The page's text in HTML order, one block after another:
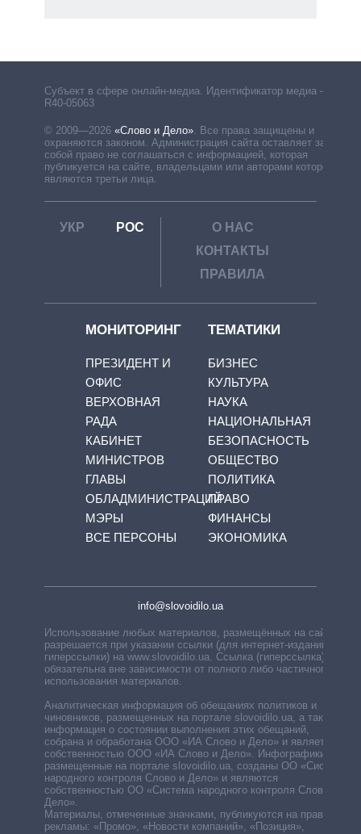
Субъект в сфере онлайн-медиа. Идентификатор медиа –
R40-05063
© 2009—2026 «Слово и Дело». Все права защищены и
охраняются законом. Администрация сайта оставляет за
собой право не соглашаться с информацией, которая
публикуется на сайте, владельцами или авторами которой
являются третьи лица.
УКР РОС
О НАС
КОНТАКТЫ
ПРАВИЛА
МОНИТОРИНГ
ПРЕЗИДЕНТ И
ОФИС
ВЕРХОВНАЯ
РАДА
КАБИНЕТ
МИНИСТРОВ
ГЛАВЫ
ОБЛАДМИНИСТРАЦИЙ
МЭРЫ
ВСЕ ПЕРСОНЫ
ТЕМАТИКИ
БИЗНЕС
КУЛЬТУРА
НАУКА
НАЦИОНАЛЬНАЯ
БЕЗОПАСНОСТЬ
ОБЩЕСТВО
ПОЛИТИКА
ПРАВО
ФИНАНСЫ
ЭКОНОМИКА
info@slovoidilo.ua
Использование любых материалов, размещённых на сайте,
разрешается при указании ссылки (для интернет-изданий —
гиперссылки) на www.slovoidilo.ua. Ссылка (гиперссылка)
обязательна вне зависимости от полного либо частичного
использования материалов.
Аналитическая информация об обещаниях политиков и
чиновников, размещенных на портале slovoidilo.ua, а также
информация о состоянии выполнения этих обещаний,
собрана и обработана ООО «ИА Слово и Дело» и является
собственностью ООО «ИА Слово и Дело». Инфографики,
размещенные на портале slovoidilo.ua, созданы ОО «Система
народного контроля Слово и Дело» и являются
собственностью ОО «Система народного контроля Слово и
Дело».
Материалы, отмеченные значками, публикуются на правах
рекламы: «Промо», «Новости компаний», «Позиция»,